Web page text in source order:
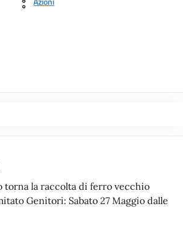
torna la raccolta di ferro vecchio
Genitori: Sabato 27 Maggio dalle